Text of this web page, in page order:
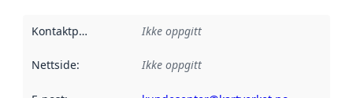
Kontaktpunkt Ikke oppgitt
Nettside: Ikke oppgitt